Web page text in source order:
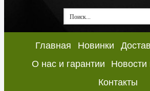
Главная Новинки
О нас и гарантии
Новости
Контакты